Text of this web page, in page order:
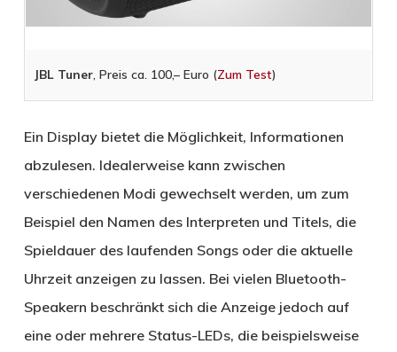
JBL Tuner, Preis ca. 100,– Euro (Zum Test)
Ein Display bietet die Möglichkeit, Informationen
abzulesen. Idealerweise kann zwischen
verschiedenen Modi gewechselt werden, um zum
Beispiel den Namen des Interpreten und Titels, die
Spieldauer des laufenden Songs oder die aktuelle
Uhrzeit anzeigen zu lassen. Bei vielen Bluetooth-
Speakern beschränkt sich die Anzeige jedoch auf
eine oder mehrere Status-LEDs, die beispielsweise